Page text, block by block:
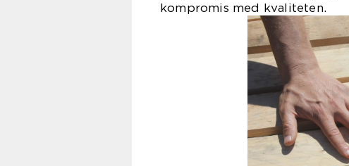
kompromis med kvaliteten.